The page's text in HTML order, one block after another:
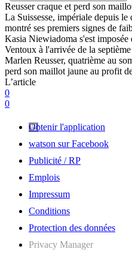
Reusser craque et perd son
La Suissesse, impériale depuis le
montré ses premiers signes de
Kasia Niewiadoma s'est
Ventoux à l'arrivée de la
Marlen Reusser, quatrième au
perd son maillot jaune au profit
L’article
0
0
Obtenir l'application
watson sur Facebook
Publicité / RP
Emplois
Impressum
Conditions
Protection des données
Privacy Manager